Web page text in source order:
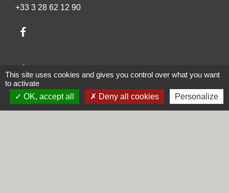
+33 3 28 62 12 90
Liens
Région Hauts-de-France
Département du Nord
This site uses cookies and gives you control over what you want
to activate
OK, accept all
Deny all cookies Personalize